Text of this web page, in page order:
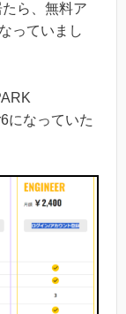
ら、無料ア
っていまし
になっていた